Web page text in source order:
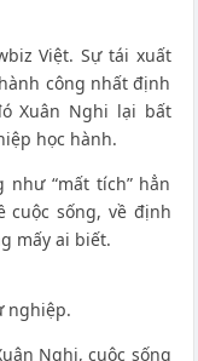
Việt. Sự tái xuất
công nhất định
Xuân Nghi lại bất
học hành.
“mất tích” hẳn
cuộc sống, về định
mấy ai biết.
nghiệp.
Nghi, cuộc sống